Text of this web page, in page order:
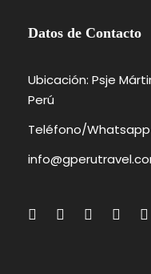
Datos de Contacto
Ubicación: Psje
Perú
Teléfono/Whatsapp